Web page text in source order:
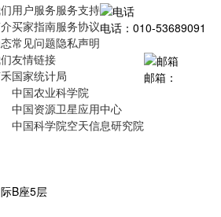
用户服务
买家指南
常见问题
服务支持
服务协议
隐私声明
友情链接
国家统计局
中国农业科学院
中国资源卫星应用中心
中国科学院空天信息研究院
电话：010-53689091
邮箱：
B座5层